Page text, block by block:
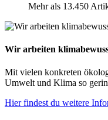
Mehr als 13.450
Wir arbeiten
Mit vielen konkreten
Umwelt und Klima so
Hier findest du weitere